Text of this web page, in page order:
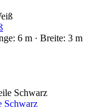
6 m · Breite: 3 m
Schwarz